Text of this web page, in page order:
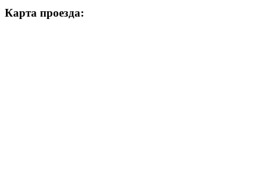
Карта проезда: